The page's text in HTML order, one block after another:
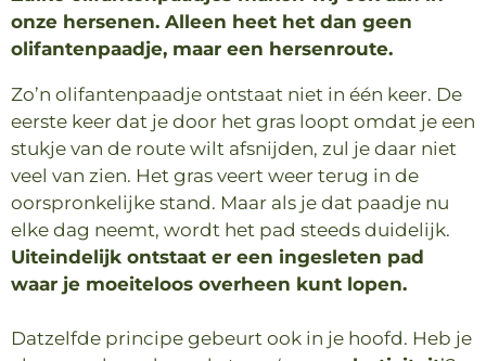
onze hersenen. Alleen heet het dan geen
olifantenpaadje, maar een hersenroute.
Zo’n olifantenpaadje ontstaat niet in één keer. De
eerste keer dat je door het gras loopt omdat je een
stukje van de route wilt afsnijden, zul je daar niet
veel van zien. Het gras veert weer terug in de
oorspronkelijke stand. Maar als je dat paadje nu
elke dag neemt, wordt het pad steeds duidelijk.
Uiteindelijk ontstaat er een ingesleten pad
waar je moeiteloos overheen kunt lopen.
Datzelfde principe gebeurt ook in je hoofd. Heb je